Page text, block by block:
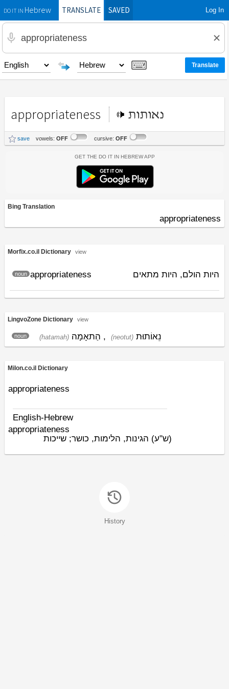
DO IT INHebrewTRANSLATE SAVED Log In
appropriateness נאותות
save vowels: OFF cursive: OFF
Get the Do It In Hebrew App
Bing Translation
appropriateness
Morfix.co.il Dictionary view
appropriateness
noun היות הולם, היות מתאים
LingvoZone Dictionary view
noun (hatamah) הַתאָמָה , (neotut) נֵאוֹתוּת
Milon.co.il Dictionary
appropriateness
English-Hebrew
appropriateness
(ש"ע) הגינות, הלימות, כושר; שייכות
History